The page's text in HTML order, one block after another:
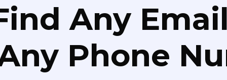
Any
Phone